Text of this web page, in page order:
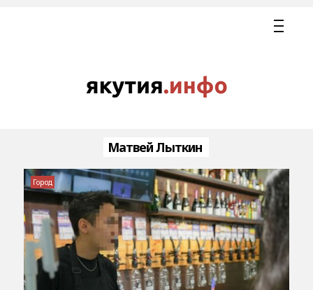
Матвей Лыткин
Город